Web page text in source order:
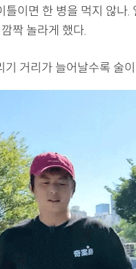
틀이면 한 병을 먹지 않나
짝 놀라게 했다.
기 거리가 늘어날수록 술